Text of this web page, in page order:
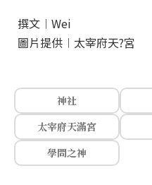
撰文︱Wei
圖片提供︱太宰府天?宮
神社
太宰府天滿宮
學問之神